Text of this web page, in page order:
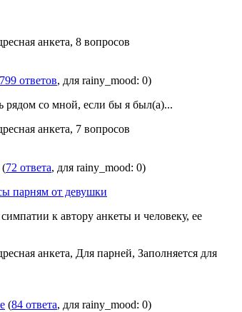
анкета, 8 вопросов
799 ответов, для rainy_mood: 0)
рядом со мной, если бы я был(а)...
анкета, 7 вопросов
(72 ответа, для rainy_mood: 0)
парням от девушки
к автору анкеты и человеку, ее
анкета, Для парней, Заполняется для
(84 ответа, для rainy_mood: 0)